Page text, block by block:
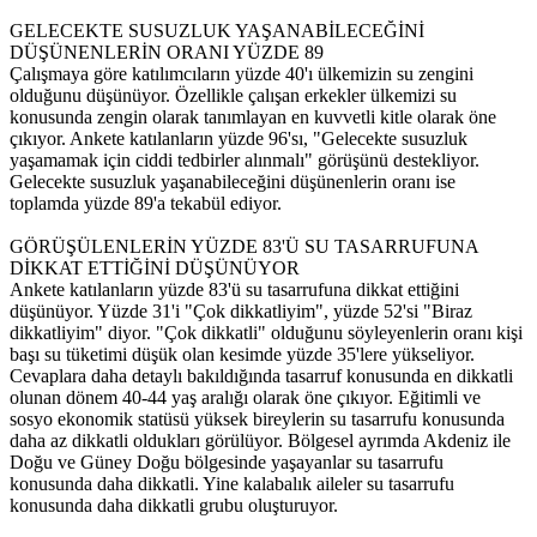
GELECEKTE SUSUZLUK YAŞANABİLECEĞİNİ
DÜŞÜNENLERİN ORANI YÜZDE 89
Çalışmaya göre katılımcıların yüzde 40'ı ülkemizin su zengini
olduğunu düşünüyor. Özellikle çalışan erkekler ülkemizi su
konusunda zengin olarak tanımlayan en kuvvetli kitle olarak öne
çıkıyor. Ankete katılanların yüzde 96'sı, "Gelecekte susuzluk
yaşamamak için ciddi tedbirler alınmalı" görüşünü destekliyor.
Gelecekte susuzluk yaşanabileceğini düşünenlerin oranı ise
toplamda yüzde 89'a tekabül ediyor.
GÖRÜŞÜLENLERİN YÜZDE 83'Ü SU TASARRUFUNA
DİKKAT ETTİĞİNİ DÜŞÜNÜYOR
Ankete katılanların yüzde 83'ü su tasarrufuna dikkat ettiğini
düşünüyor. Yüzde 31'i "Çok dikkatliyim", yüzde 52'si "Biraz
dikkatliyim" diyor. "Çok dikkatli" olduğunu söyleyenlerin oranı kişi
başı su tüketimi düşük olan kesimde yüzde 35'lere yükseliyor.
Cevaplara daha detaylı bakıldığında tasarruf konusunda en dikkatli
olunan dönem 40-44 yaş aralığı olarak öne çıkıyor. Eğitimli ve
sosyo ekonomik statüsü yüksek bireylerin su tasarrufu konusunda
daha az dikkatli oldukları görülüyor. Bölgesel ayrımda Akdeniz ile
Doğu ve Güney Doğu bölgesinde yaşayanlar su tasarrufu
konusunda daha dikkatli. Yine kalabalık aileler su tasarrufu
konusunda daha dikkatli grubu oluşturuyor.